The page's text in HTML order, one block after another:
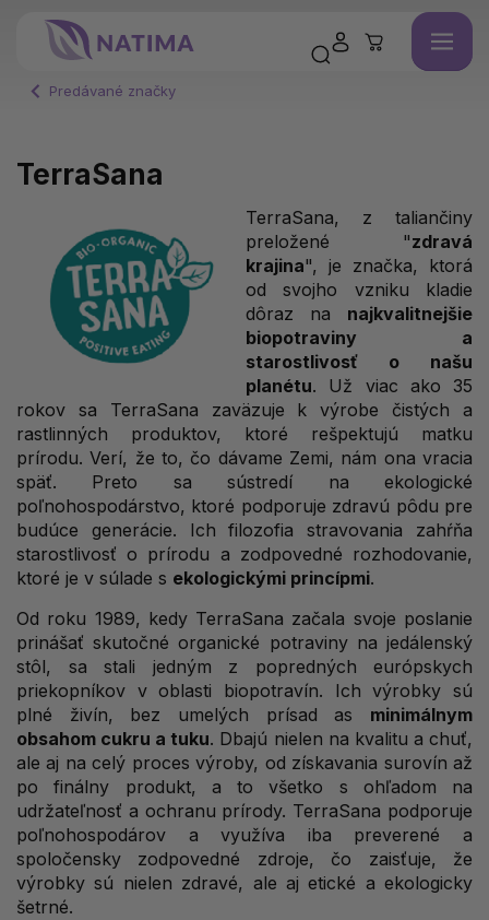
Predávané značky
TerraSana
TerraSana, z taliančiny
preložené "zdravá
krajina", je značka, ktorá
od svojho vzniku kladie
dôraz na najkvalitnejšie
biopotraviny a
starostlivosť o našu
planétu. Už viac ako 35
rokov sa TerraSana zaväzuje k výrobe čistých a
rastlinných produktov, ktoré rešpektujú matku
prírodu. Verí, že to, čo dávame Zemi, nám ona vracia
späť. Preto sa sústredí na ekologické
poľnohospodárstvo, ktoré podporuje zdravú pôdu pre
budúce generácie. Ich filozofia stravovania zahŕňa
starostlivosť o prírodu a zodpovedné rozhodovanie,
ktoré je v súlade s ekologickými princípmi.
Od roku 1989, kedy TerraSana začala svoje poslanie
prinášať skutočné organické potraviny na jedálenský
stôl, sa stali jedným z popredných európskych
priekopníkov v oblasti biopotravín. Ich výrobky sú
plné živín, bez umelých prísad as minimálnym
obsahom cukru a tuku. Dbajú nielen na kvalitu a chuť,
ale aj na celý proces výroby, od získavania surovín až
po finálny produkt, a to všetko s ohľadom na
udržateľnosť a ochranu prírody. TerraSana podporuje
poľnohospodárov a využíva iba preverené a
spoločensky zodpovedné zdroje, čo zaisťuje, že
výrobky sú nielen zdravé, ale aj etické a ekologicky
šetrné.